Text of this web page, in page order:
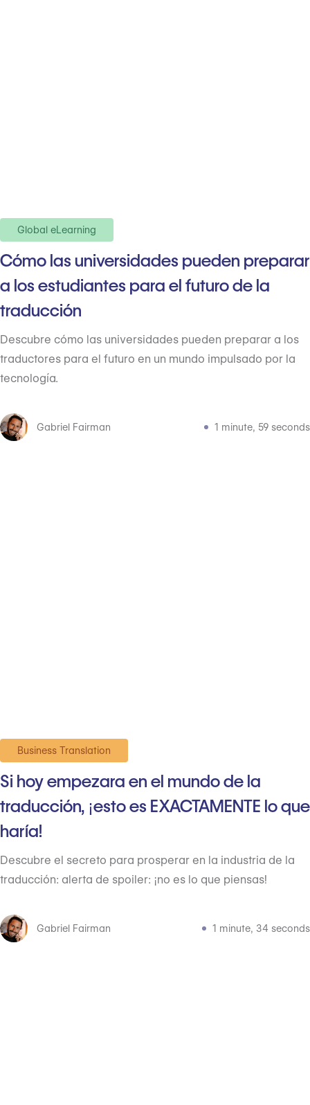
Global eLearning
Cómo las universidades pueden preparar
a los estudiantes para el futuro de la
traducción
Descubre cómo las universidades pueden preparar a los
traductores para el futuro en un mundo impulsado por la
tecnología.
Gabriel Fairman 1 minute, 59 seconds
Business Translation
Si hoy empezara en el mundo de la
traducción, ¡esto es EXACTAMENTE lo que
haría!
Descubre el secreto para prosperar en la industria de la
traducción: alerta de spoiler: ¡no es lo que piensas!
Gabriel Fairman 1 minute, 34 seconds